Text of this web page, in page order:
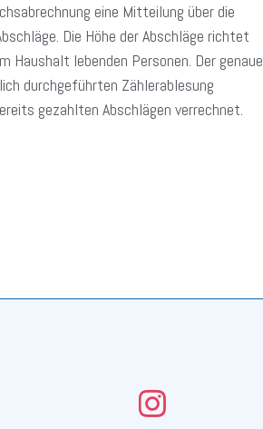
eine Mitteilung über die
Die Höhe der Abschläge richtet
Haushalt lebenden Personen. Der genaue
durchgeführten Zählerablesung
gezahlten Abschlägen verrechnet.